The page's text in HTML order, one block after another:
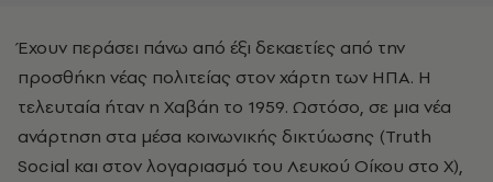
Έχουν περάσει πάνω από έξι δεκαετίες από την
προσθήκη νέας πολιτείας στον χάρτη των ΗΠΑ. Η
τελευταία ήταν η Χαβάη το 1959. Ωστόσο, σε μια νέα
ανάρτηση στα μέσα κοινωνικής δικτύωσης (Truth
Social και στον λογαριασμό του Λευκού Οίκου στο X),